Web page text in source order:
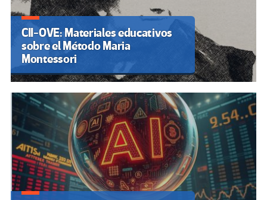
CII-OVE: Materiales educativos
sobre el Método Maria
Montessori